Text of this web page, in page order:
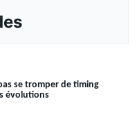
se tromper de timing
évolutions